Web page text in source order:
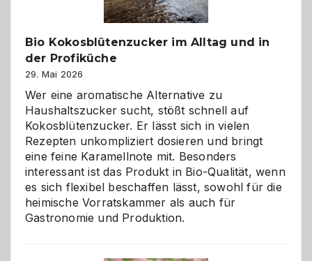
Hunde
eigenen
Bio Kokosblütenzucker im Alltag und in
der Profiküche
29. Mai 2026
Wer eine aromatische Alternative zu
Haushaltszucker sucht, stößt schnell auf
Kokosblütenzucker. Er lässt sich in vielen
Rezepten unkompliziert dosieren und bringt
eine feine Karamellnote mit. Besonders
interessant ist das Produkt in Bio-Qualität, wenn
es sich flexibel beschaffen lässt, sowohl für die
heimische Vorratskammer als auch für
Gastronomie und Produktion.